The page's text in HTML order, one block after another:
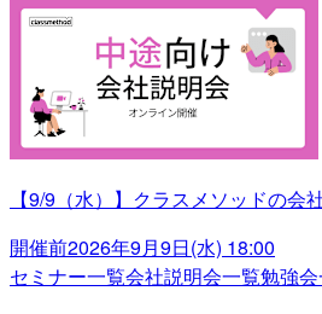
【9/9（水）】クラスメソッドの会
開催前2026年9月9日(水) 18:00
セミナー一覧会社説明会一覧勉強